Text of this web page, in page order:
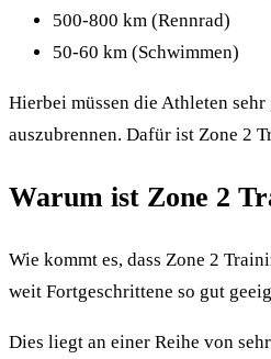
500-800 km (Rennrad)
50-60 km (Schwimmen)
Hierbei müssen die Athleten
auszubrennen. Dafür ist Zone 2
Warum ist Zone 2
Wie kommt es, dass Zone 2
weit Fortgeschrittene so gut
Dies liegt an einer Reihe von